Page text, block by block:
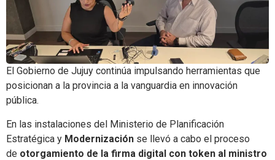
El Gobierno de Jujuy continúa impulsando herramientas que
posicionan a la provincia a la vanguardia en innovación
pública.
En las instalaciones del Ministerio de Planificación
Estratégica y Modernización se llevó a cabo el proceso
de otorgamiento de la firma digital con token al ministro